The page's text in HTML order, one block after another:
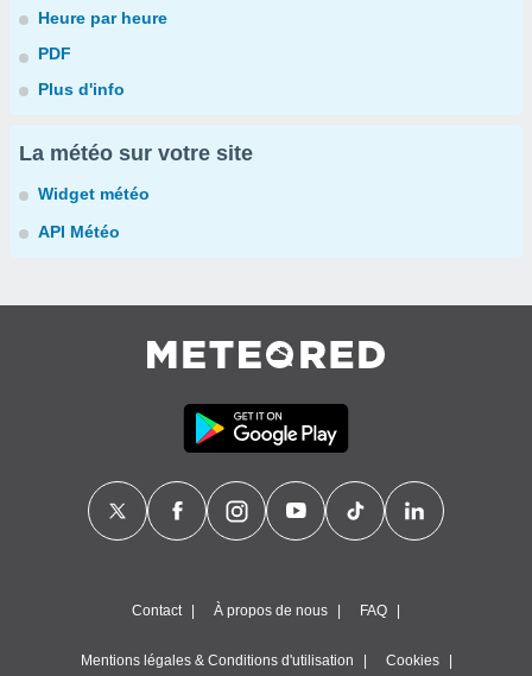
Heure par heure
PDF
Plus d'info
La météo sur votre site
Widget météo
API Météo
Contact À propos de nous FAQ
Mentions légales & Conditions d'utilisation Cookies